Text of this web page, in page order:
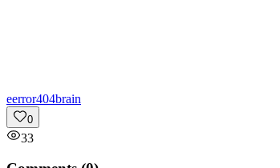
eerror404brain
0
33